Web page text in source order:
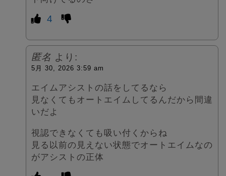
4
匿名 より:
5月 30, 2026 3:59 am
エイムアシストの話をしてるなら
見なくてもオートエイムしてるんだから間違
いだよ
視認できなくても吸い付くからね
見る以前の見えない状態でオートエイムなの
がアシストの正体